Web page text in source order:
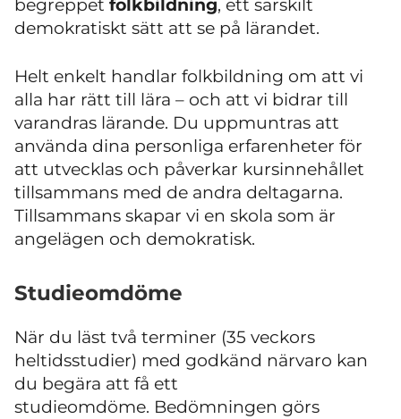
begreppet folkbildning, ett särskilt
demokratiskt sätt att se på lärandet.
Helt enkelt handlar folkbildning om att vi
alla har rätt till lära – och att vi bidrar till
varandras lärande. Du uppmuntras att
använda dina personliga erfarenheter för
att utvecklas och påverkar kursinnehållet
tillsammans med de andra deltagarna.
Tillsammans skapar vi en skola som är
angelägen och demokratisk.
Studieomdöme
När du läst två terminer (35 veckors
heltidsstudier) med godkänd närvaro kan
du begära att få ett
studieomdöme. Bedömningen görs